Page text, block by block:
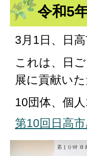
令和5
3月1日、日
これは、日
展に貢献い
10団体、個
第10回日高